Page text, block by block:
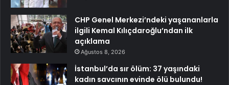
CHP Genel Merkezi’ndeki yaşananlarla
ilgili Kemal Kılıçdaroğlu’ndan ilk
açıklama
Ağustos 8, 2026
İstanbul’da sır ölüm: 37 yaşındaki
kadın savcının evinde ölü bulundu!